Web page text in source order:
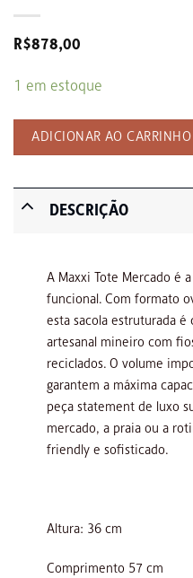
R$878,00
1 em estoque
ADICIONAR AO CARRINHO
DESCRIÇÃO
A Maxxi Tote Mercado é
funcional. Com formato
esta sacola estruturada
artesanal mineiro com
reciclados. O volume
garantem a máxima
peça statement de luxo
mercado, a praia ou a
friendly e sofisticado.
Altura: 36 cm
Comprimento 57 cm